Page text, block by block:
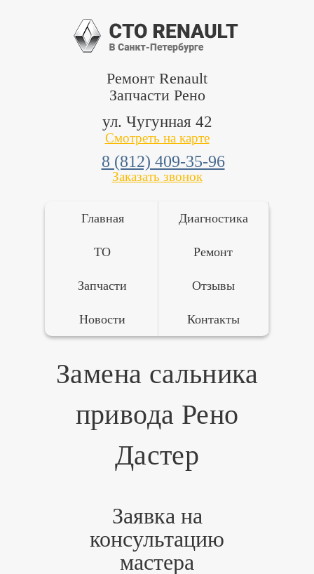
Ремонт Renault
Запчасти Рено
ул. Чугунная 42
Смотреть на карте
8 (812) 409-35-96
Заказать звонок
Главная
ТО
Диагностика
Ремонт
Запчасти Отзывы
Новости Контакты
Замена сальника
привода Рено
Дастер
Заявка на
консультацию
мастера